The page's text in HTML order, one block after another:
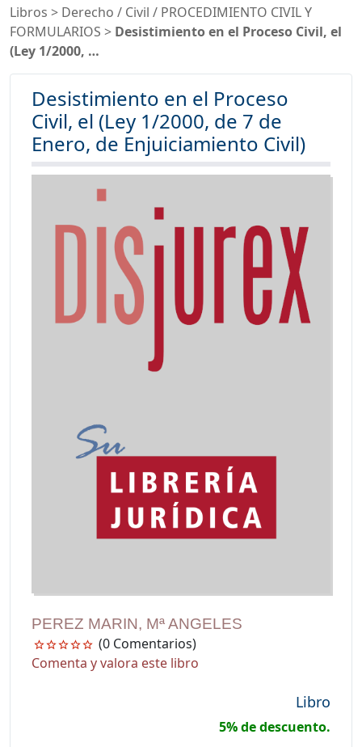
Libros > Derecho / Civil / PROCEDIMIENTO CIVIL Y
FORMULARIOS > Desistimiento en el Proceso Civil, el
(Ley 1/2000, …
Desistimiento en el Proceso
Civil, el (Ley 1/2000, de 7 de
Enero, de Enjuiciamiento Civil)
PEREZ MARIN, Mª ANGELES
(0 Comentarios)
Comenta y valora este libro
Libro
5% de descuento.